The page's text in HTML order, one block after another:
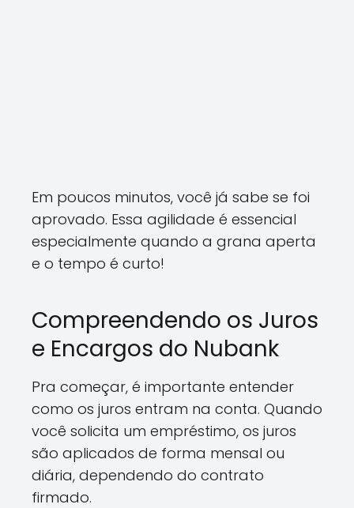
Em poucos minutos, você já sabe se foi
aprovado. Essa agilidade é essencial
especialmente quando a grana aperta
e o tempo é curto!
Compreendendo os Juros
e Encargos do Nubank
Pra começar, é importante entender
como os juros entram na conta. Quando
você solicita um empréstimo, os juros
são aplicados de forma mensal ou
diária, dependendo do contrato
firmado.